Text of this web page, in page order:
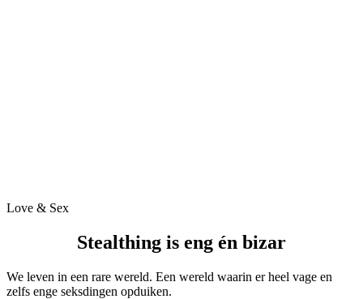
Love & Sex
Stealthing is eng én bizar
We leven in een rare wereld. Een wereld waarin er heel vage en
zelfs enge seksdingen opduiken.